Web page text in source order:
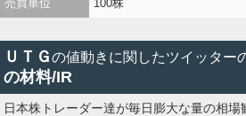
売買単位 100株
ＵＴＧの値動きに関したツイッター
の材料/IR
日本株トレーダー達が毎日膨大な量の相場